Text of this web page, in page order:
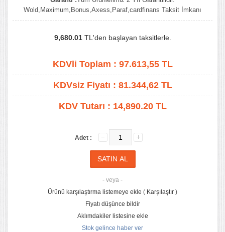
Wold,Maximum,Bonus,Axess,Paraf,cardfinans Taksit İmkanı
9,680.01TL'den başlayan taksitlerle.
KDVli Toplam : 97.613,55TL
KDVsiz Fiyatı : 81.344,62TL
KDV Tutarı : 14,890.20 TL
Adet :
- veya -
Ürünü karşılaştırma listemeye ekle ( Karşılaştır )
Fiyatı düşünce bildir
Aklımdakiler listesine ekle
Stok gelince haber ver